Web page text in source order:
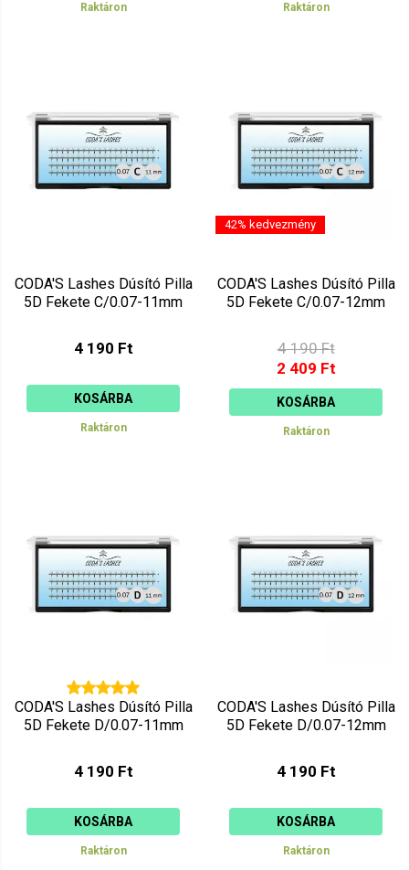
Raktáron Raktáron
CODA'S Lashes Dúsító Pilla
5D Fekete C/0.07-11mm
4 190 Ft
KOSÁRBA
Raktáron
42% kedvezmény
CODA'S Lashes Dúsító Pilla
5D Fekete C/0.07-12mm
4 190 Ft
2 409 Ft
KOSÁRBA
Raktáron
CODA'S Lashes Dúsító Pilla
5D Fekete D/0.07-11mm
4 190 Ft
KOSÁRBA
Raktáron
CODA'S Lashes Dúsító Pilla
5D Fekete D/0.07-12mm
4 190 Ft
KOSÁRBA
Raktáron